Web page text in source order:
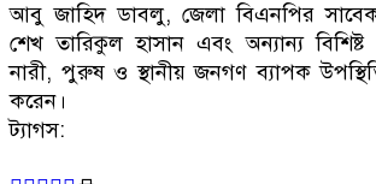
আবু জাহিদ ডাবলু, জেলা বিএনপির
শেখ তারিকুল হাসান এবং অন্যান্য
নারী, পুরুষ ও স্থানীয় জনগণ ব্যাপক
করেন।
ট্যাগস: